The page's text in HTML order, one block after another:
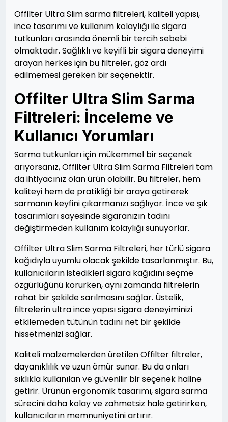
Offilter Ultra Slim sarma filtreleri, kaliteli yapısı,
ince tasarımı ve kullanım kolaylığı ile sigara
tutkunları arasında önemli bir tercih sebebi
olmaktadır. Sağlıklı ve keyifli bir sigara deneyimi
arayan herkes için bu filtreler, göz ardı
edilmemesi gereken bir seçenektir.
Offilter Ultra Slim Sarma
Filtreleri: İnceleme ve
Kullanıcı Yorumları
Sarma tutkunları için mükemmel bir seçenek
arıyorsanız, Offilter Ultra Slim Sarma Filtreleri tam
da ihtiyacınız olan ürün olabilir. Bu filtreler, hem
kaliteyi hem de pratikliği bir araya getirerek
sarmanın keyfini çıkarmanızı sağlıyor. İnce ve şık
tasarımları sayesinde sigaranızın tadını
değiştirmeden kullanım kolaylığı sunuyorlar.
Offilter Ultra Slim Sarma Filtreleri, her türlü sigara
kağıdıyla uyumlu olacak şekilde tasarlanmıştır. Bu,
kullanıcıların istedikleri sigara kağıdını seçme
özgürlüğünü korurken, aynı zamanda filtrelerin
rahat bir şekilde sarılmasını sağlar. Üstelik,
filtrelerin ultra ince yapısı sigara deneyiminizi
etkilemeden tütünün tadını net bir şekilde
hissetmenizi sağlar.
Kaliteli malzemelerden üretilen Offilter filtreler,
dayanıklılık ve uzun ömür sunar. Bu da onları
sıklıkla kullanılan ve güvenilir bir seçenek haline
getirir. Ürünün ergonomik tasarımı, sigara sarma
sürecini daha kolay ve zahmetsiz hale getirirken,
kullanıcıların memnuniyetini artırır.